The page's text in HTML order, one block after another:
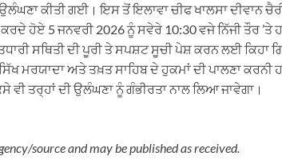
ਕੀਤੀ ਗਈ। ਇਸ ਤੋਂ ਇਲਾਵਾ ਚੀਫ ਖਾਲਸਾ ਦੀਵਾਨ
ਹੋਏ 5 ਜਨਵਰੀ 2026 ਨੂੰ ਸਵੇਰੇ 10:30 ਵਜੇ ਨਿੱਜੀ ਤੌਰ ’ਤੇ
ਸਥਿਤੀ ਦੀ ਪੂਰੀ ਤੇ ਸਪਸ਼ਟ ਸੂਚੀ ਪੇਸ਼ ਕਰਨ ਲਈ ਕਿਹਾ
ਮਰਯਾਦਾ ਅਤੇ ਤਖ਼ਤ ਸਾਹਿਬ ਦੇ ਹੁਕਮਾਂ ਦੀ ਪਾਲਣਾ
ਵੀ ਤਰ੍ਹਾਂ ਦੀ ਉਲੰਘਣਾ ਨੂੰ ਗੰਭੀਰਤਾ ਨਾਲ ਲਿਆ ਜਾਵੇਗਾ।
source and may be published as received.